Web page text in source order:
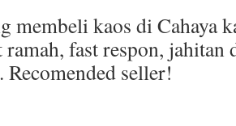
membeli kaos di Cahaya
ramah, fast respon, jahitan
Recomended seller!